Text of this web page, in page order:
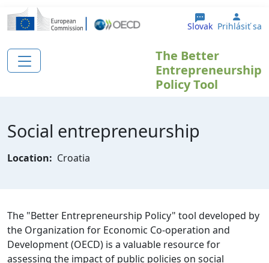
Skočiť na hlavný obsah
Slovak User
Prihlásiť sa
The Better
Entrepreneurship
Policy Tool
Social entrepreneurship
Location: Croatia
The "Better Entrepreneurship Policy" tool developed by
the Organization for Economic Co-operation and
Development (OECD) is a valuable resource for
assessing the impact of public policies on social